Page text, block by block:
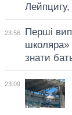
23:56
Перші
школяра»
знати
23:09